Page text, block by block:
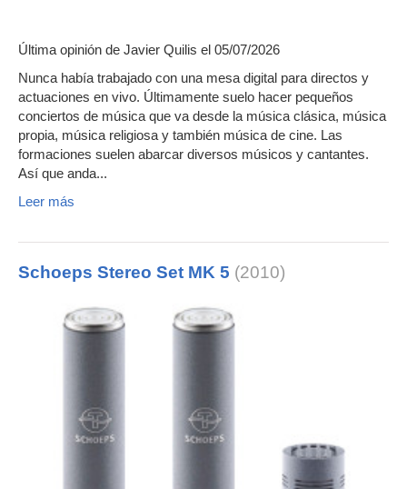
Última opinión de Javier Quilis el 05/07/2026
Nunca había trabajado con una mesa digital para directos y
actuaciones en vivo. Últimamente suelo hacer pequeños
conciertos de música que va desde la música clásica, música
propia, música religiosa y también música de cine. Las
formaciones suelen abarcar diversos músicos y cantantes.
Así que anda...
Leer más
Schoeps Stereo Set MK 5 (2010)